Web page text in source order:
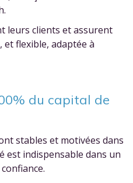
leurs clients et assurent
flexible, adaptée à
du capital de
stables et motivées dans
est indispensable dans un